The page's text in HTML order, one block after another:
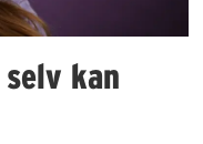
kan